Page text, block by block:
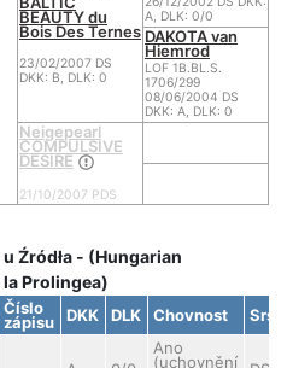
BEAUTY du
Bois Des Ternes
23/02/2007 DS
DKK: B, DLK: 0
A, DLK: 0/0
DAKOTA van
Hiemrod
LOF 1B.BL.S.
1706/299
08/06/2004 DS
DKK: A, DLK: 0
Neigepearl
COMPULSIVE
DESIRE
21/10/2007 PDS
Źródła - (Hungarian
la Prolingea)
Číslo
zápisu DKK DLK Chovnost Srst
Ano
(uchovnění